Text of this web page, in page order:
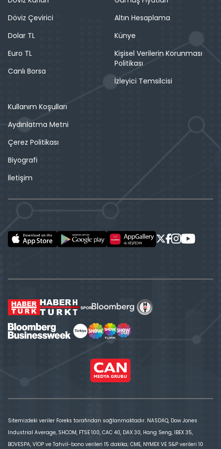
Döviz Çevirici
Dolar TL
Euro TL
Canlı Borsa
Altın Hesaplama
Künye
Kişisel Verilerin Korunması
Politikası
İzleyici Temsilcisi
Kullanım Koşulları
Aydınlatma Metni
Çerez Politikası
Biyografi
İletişim
Sitemizdeki veriler Foreks tarafından sağlanmaktadır. NASDAQ, Dow Jones
Industrial Average, SHCOM, FTSE 100, CAC 40, DAX 30, Hang Seng, IBEX 35,
BOVESPA, VİOP ve Tahvil-bono verileri 15 dakika; CME, NYMEX VE S&P verileri 10